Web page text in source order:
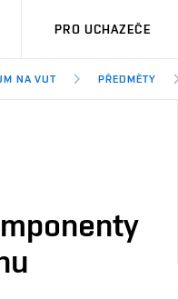
PRO UCHAZEČE
NA VUT PŘEDMĚTY